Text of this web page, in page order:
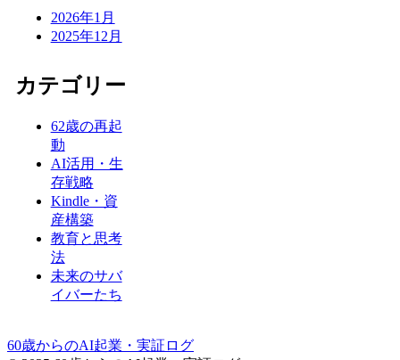
2026年1月
2025年12月
カテゴリー
62歳の再起
動
AI活用・生
存戦略
Kindle・資
産構築
教育と思考
法
未来のサバ
イバーたち
60歳からのAI起業・実証ログ